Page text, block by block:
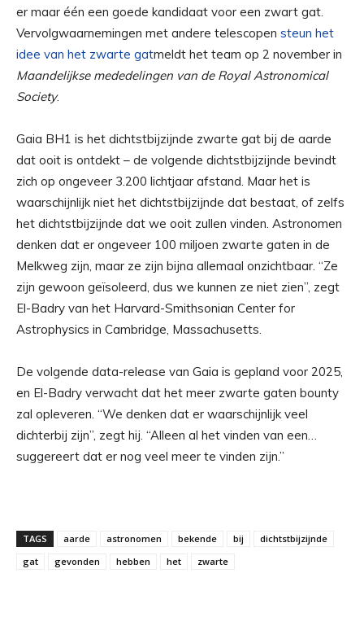
er maar één een goede kandidaat voor een zwart gat.
Vervolgwaarnemingen met andere telescopen steun het
idee van het zwarte gatmeldt het team op 2 november in
Maandelijkse mededelingen van de Royal Astronomical
Society.
Gaia BH1 is het dichtstbijzijnde zwarte gat bij de aarde
dat ooit is ontdekt – de volgende dichtstbijzijnde bevindt
zich op ongeveer 3.200 lichtjaar afstand. Maar het is
waarschijnlijk niet het dichtstbijzijnde dat bestaat, of zelfs
het dichtstbijzijnde dat we ooit zullen vinden. Astronomen
denken dat er ongeveer 100 miljoen zwarte gaten in de
Melkweg zijn, maar ze zijn bijna allemaal onzichtbaar. “Ze
zijn gewoon geïsoleerd, dus we kunnen ze niet zien”, zegt
El-Badry van het Harvard-Smithsonian Center for
Astrophysics in Cambridge, Massachusetts.
De volgende data-release van Gaia is gepland voor 2025,
en El-Badry verwacht dat het meer zwarte gaten bounty
zal opleveren. “We denken dat er waarschijnlijk veel
dichterbij zijn”, zegt hij. “Alleen al het vinden van een…
suggereert dat er nog veel meer te vinden zijn.”
TAGS aarde astronomen bekende bij
dichtstbijzijnde
gat
gevonden hebben het zwarte